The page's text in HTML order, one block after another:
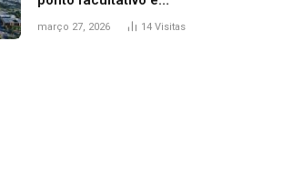
servidores públicos
março 27, 2026 14 Visitas